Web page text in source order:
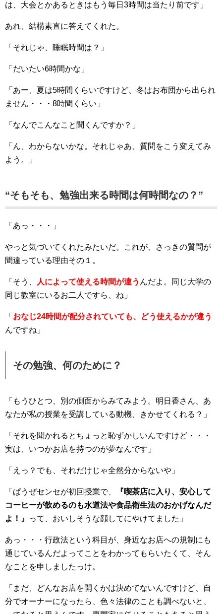
は、大会とかあるときはもう毎日3時間は当たり前です」
あれ、結構素直に答えてくれた。
「それじゃ、睡眠時間は？」
「だいたい6時間かな」
「あー、夏は5時間くらいですけど、冬はお布団から出られ
ません・・・8時間くらい」
「なんでこんなこと聞くんですか？」
「ん、わからないかな。それじゃあ、質問をこう変えてみ
よう。」
“そもそも、勉強出来る時間は何時間なの？”
「あっ・・・」
やっと気づいてくれたみたいだ。これが、さっきの質問が
間違っている理由その１。
「そう、 人によって使える時間が違う んだよ。同じ大学の
同じ教室にいるお二人ですら、ね」
「 おなじ24時間が配分されていても、どう使えるかが違う
んですね」
その勉強、何のために？
「もうひとつ、別の側面からみてみよう。明日香さん、あ
なたが私の授業を受講している動機、きかせてくれる？」
「それを聞かれるとちょっと恥ずかしいんですけど・・・
実は、いつかお店を持つのが夢なんです」
「えっ？でも、それだけじゃ全然分からないや」
「ぱうぜセンセが初回授業で、
『喫茶店に入り、安心して
コーヒーが飲めるのも水道法や食品衛生法のおかげなんだ
よ！』
って、おいしそうな顔してにやけてました」
あっ・・・行政法という科目が、身近なお店への規制にも
通じているんだよってことをわかってもらいたくて、そん
なことを申しましたっけ。
「まだ、どんなお店を開くかは決めてないんですけど、自
分でオーナーになったら、色々法律のことも調べないと、